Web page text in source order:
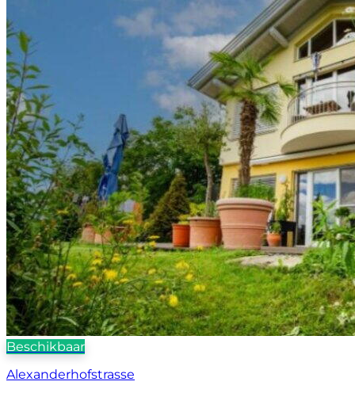
Beschikbaar
Alexanderhofstrasse